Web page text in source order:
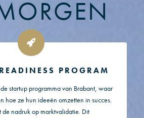
PROGRAM
startup programma van Brabant, waar
hoe ze hun ideeën omzetten in succes.
de nadruk op marktvalidatie. Dit